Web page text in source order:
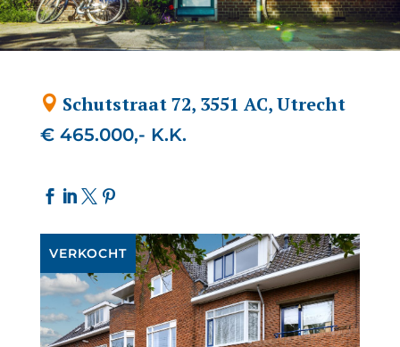
Schutstraat 72, 3551 AC, Utrecht
€ 465.000,- K.K.
VERKOCHT